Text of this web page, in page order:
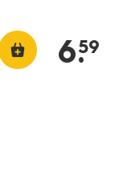
6.
59